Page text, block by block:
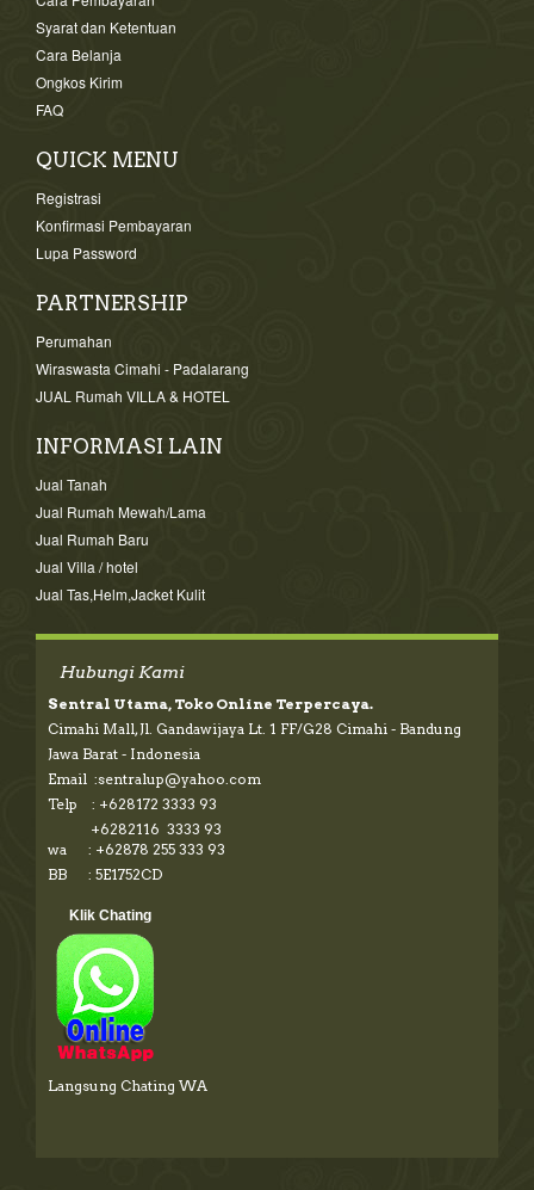
Syarat dan Ketentuan
Cara Belanja
Ongkos Kirim
FAQ
QUICK MENU
Registrasi
Konfirmasi Pembayaran
Lupa Password
PARTNERSHIP
Perumahan
Wiraswasta Cimahi - Padalarang
JUAL Rumah VILLA & HOTEL
INFORMASI LAIN
Jual Tanah
Jual Rumah Mewah/Lama
Jual Rumah Baru
Jual Villa / hotel
Jual Tas,Helm,Jacket Kulit
Hubungi Kami
Sentral Utama, Toko Online Terpercaya.
Cimahi Mall, Jl. Gandawijaya Lt. 1 FF/G28 Cimahi - Bandung
Jawa Barat - Indonesia
Email :sentralup@yahoo.com
Telp : +628172 3333 93
+6282116 3333 93
wa : +62878 255 333 93
BB : 5E1752CD
Klik Chating
Langsung Chating WA